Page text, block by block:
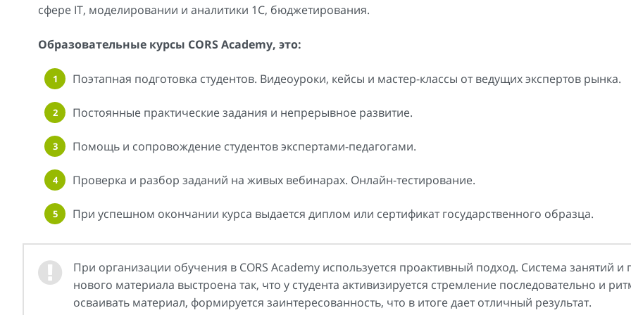
сфере IT, моделировании и аналитики 1С, бюджетирования.
Образовательные курсы CORS Academy, это:
Поэтапная подготовка студентов. Видеоуроки, кейсы и мастер-классы от ведущих экспертов рынка.
Постоянные практические задания и непрерывное развитие.
Помощь и сопровождение студентов экспертами-педагогами.
Проверка и разбор заданий на живых вебинарах. Онлайн-тестирование.
При успешном окончании курса выдается диплом или сертификат государственного образца.
При организации обучения в CORS Academy используется проактивный подход. Система занятий и
нового материала выстроена так, что у студента активизируется стремление последовательно и
осваивать материал, формируется заинтересованность, что в итоге дает отличный результат.